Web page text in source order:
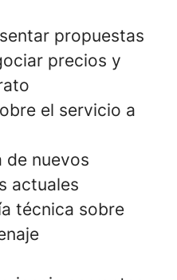
propuestas
precios y
el servicio a
de nuevos
actuales
técnica sobre